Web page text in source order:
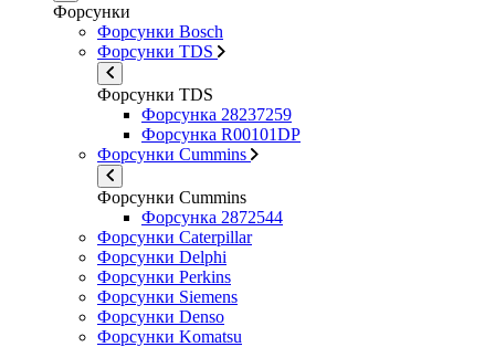
Форсунки
Форсунки Bosch
Форсунки TDS
Форсунки TDS
Форсунка 28237259
Форсунка R00101DP
Форсунки Cummins
Форсунки Cummins
Форсунка 2872544
Форсунки Caterpillar
Форсунки Delphi
Форсунки Perkins
Форсунки Siemens
Форсунки Denso
Форсунки Komatsu